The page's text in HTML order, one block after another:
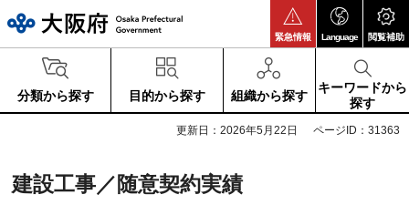
緊急情報 Language 閲覧補助
分類から探す 目的から探す 組織から探す
キーワードから
探す
更新日：2026年5月22日 ページID：31363
建設工事／随意契約実績